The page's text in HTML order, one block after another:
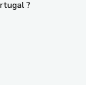
?